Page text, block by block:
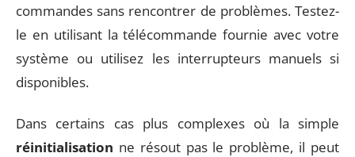
commandes sans rencontrer de problèmes. Testez-
le en utilisant la télécommande fournie avec votre
système ou utilisez les interrupteurs manuels si
disponibles.
Dans certains cas plus complexes où la simple
réinitialisation ne résout pas le problème, il peut